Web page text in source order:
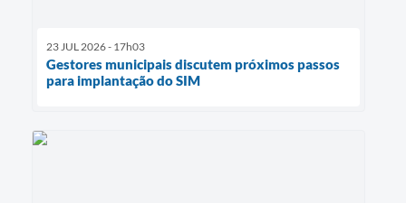
23 JUL 2026 - 17h03
Gestores municipais discutem próximos passos
para implantação do SIM